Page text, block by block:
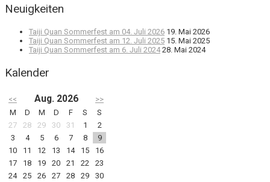
Neuigkeiten
Taiji Quan Sommerfest am 04. Juli 2026 19. Mai 2026
Taiji Quan Sommerfest am 12. Juli 2025 15. Mai 2025
Taiji Quan Sommerfest am 6. Juli 2024 28. Mai 2024
Kalender
<< Aug. 2026
>>
M
D M D F S
S
27
28 29 30 31 1
2
3
4 5 6 7 8
9
10
11 12 13 14 15
16
17
18 19 20 21 22
23
24
25 26 27 28 29 30